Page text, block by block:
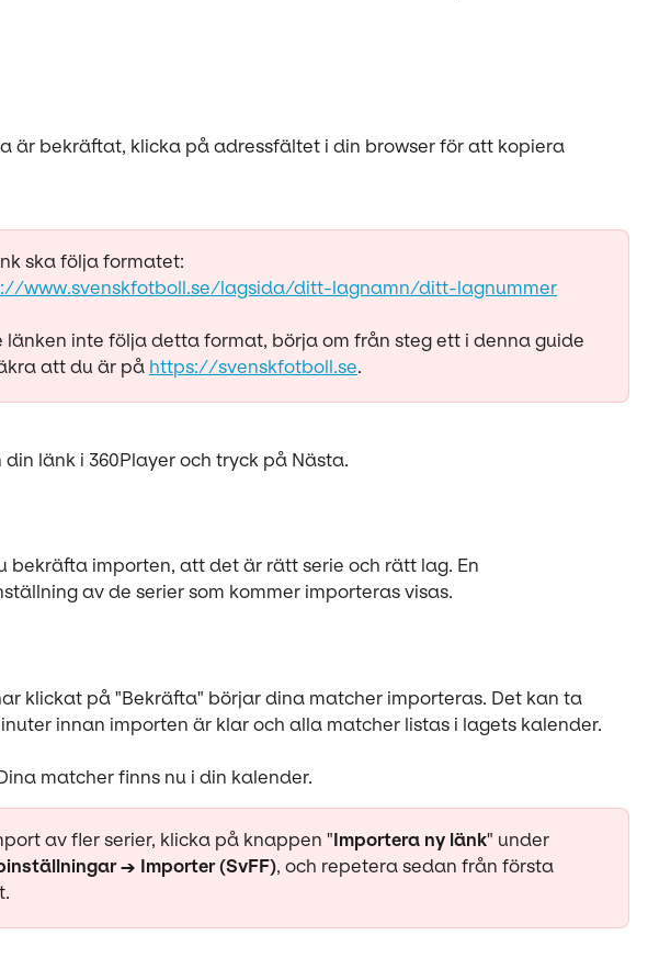
är bekräftat, klicka på adressfältet i din browser för att kopiera
ska följa formatet:
www.svenskfotboll.se/lagsida/ditt-lagnamn/ditt-lagnummer
länken inte följa detta format, börja om från steg ett i denna guide
att du är på https://svenskfotboll.se.
din länk i 360Player och tryck på Nästa.
bekräfta importen, att det är rätt serie och rätt lag. En
av de serier som kommer importeras visas.
klickat på "Bekräfta" börjar dina matcher importeras. Det kan ta
innan importen är klar och alla matcher listas i lagets kalender.
matcher finns nu i din kalender.
av fler serier, klicka på knappen "Importera ny länk" under
→ Importer (SvFF), och repetera sedan från första